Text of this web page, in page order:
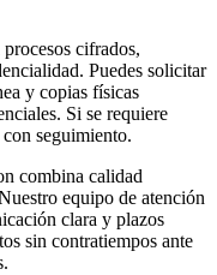
cifrados,
Puedes solicitar
y copias físicas
Si se requiere
seguimiento.
combina calidad
equipo de atención
clara y plazos
sin contratiempos ante